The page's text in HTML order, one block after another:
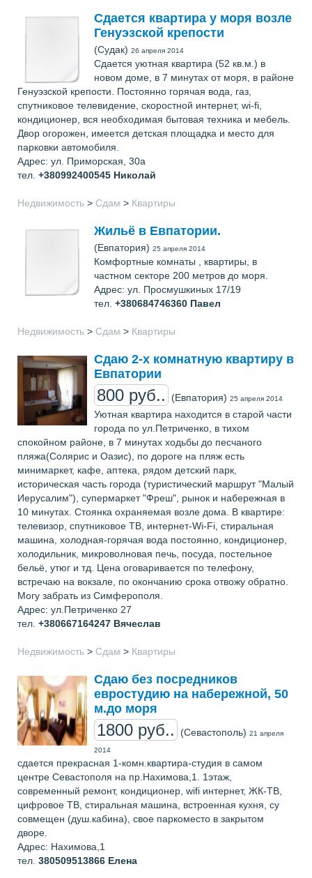
Сдается квартира у моря возле
Генуэзской крепости
(Судак) 26 апреля 2014
Сдается уютная квартира (52 кв.м.) в
новом доме, в 7 минутах от моря, в районе
Генуэзской крепости. Постоянно горячая вода, газ,
спутниковое телевидение, скоростной интернет, wi-fi,
кондиционер, вся необходимая бытовая техника и мебель.
Двор огорожен, имеется детская площадка и место для
парковки автомобиля.
Адрес: ул. Приморская, 30а
тел. +380992400545 Николай
Недвижимость > Сдам > Квартиры
Жильё в Евпатории.
(Евпатория) 25 апреля 2014
Комфортные комнаты , квартиры, в
частном секторе 200 метров до моря.
Адрес: ул. Просмушкиных 17/19
тел. +380684746360 Павел
Недвижимость > Сдам > Квартиры
Сдаю 2-х комнатную квартиру в
Евпатории
800 руб.. (Евпатория) 25 апреля 2014
Уютная квартира находится в старой части
города по ул.Петриченко, в тихом
спокойном районе, в 7 минутах ходьбы до песчаного
пляжа(Солярис и Оазис), по дороге на пляж есть
минимаркет, кафе, аптека, рядом детский парк,
историческая часть города (туристический маршрут "Малый
Иерусалим"), супермаркет "Фреш", рынок и набережная в
10 минутах. Стоянка охраняемая возле дома. В квартире:
телевизор, спутниковое ТВ, интернет-Wi-Fi, стиральная
машина, холодная-горячая вода постоянно, кондиционер,
холодильник, микроволновая печь, посуда, постельное
бельё, утюг и тд. Цена оговаривается по телефону,
встречаю на вокзале, по окончанию срока отвожу обратно.
Могу забрать из Симферополя.
Адрес: ул.Петриченко 27
тел. +380667164247 Вячеслав
Недвижимость > Сдам > Квартиры
Сдаю без посредников
евростудию на набережной, 50
м.до моря
1800 руб.. (Севастополь) 21 апреля
2014
сдается прекрасная 1-комн.квартира-студия в самом
центре Севастополя на пр.Нахимова,1. 1этаж,
современный ремонт, кондиционер, wifi интернет, ЖК-ТВ,
цифровое ТВ, стиральная машина, встроенная кухня, су
совмещен (душ.кабина), свое паркоместо в закрытом
дворе.
Адрес: Нахимова,1
тел. 380509513866 Елена